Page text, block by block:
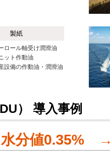
製紙
ロール軸受け潤滑油
ット作動油
設備の作動油・潤滑油
） 導入事例
水分値0.35%